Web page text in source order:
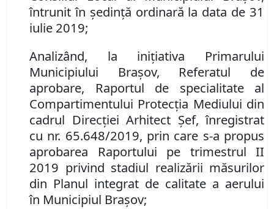
întrunit în ședință ordinară la data de 31
iulie 2019;
Analizând, la iniţiativa Primarului
Municipiului Braşov, Referatul de
aprobare, Raportul de specialitate al
Compartimentului Protecția Mediului din
cadrul Direcţiei Arhitect Şef, înregistrat
cu nr. 65.648/2019, prin care s-a propus
aprobarea Raportului pe trimestrul II
2019 privind stadiul realizării măsurilor
din Planul integrat de calitate a aerului
în Municipiul Braşov;